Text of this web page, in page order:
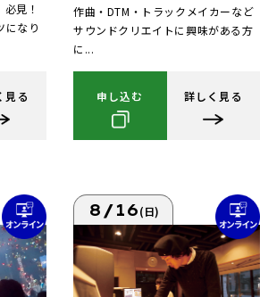
見！
になり
見る
作曲・DTM・トラックメイカーなど
サウンドクリエイトに興味がある方
に...
申し込む 詳しく見る
8/16(日)